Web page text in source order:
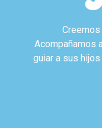
Creemos
Acompañamos
guiar a sus